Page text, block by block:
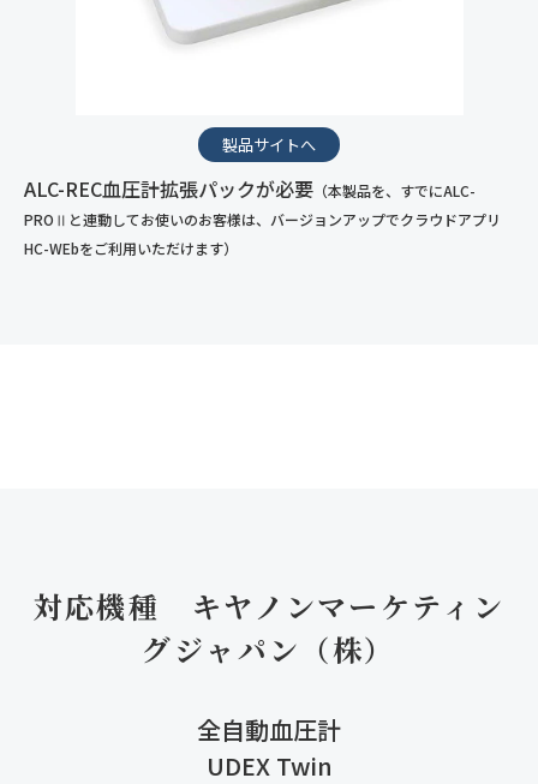
製品サイトへ
ALC-REC血圧計拡張パックが必要 （本製品を、すでにALC-
PROⅡと連動してお使いのお客様は、バージョンアップでクラウドアプリ
HC-WEbをご利用いただけます）
対応機種　キヤノンマーケティン
グジャパン（株）
全自動血圧計
UDEX Twin